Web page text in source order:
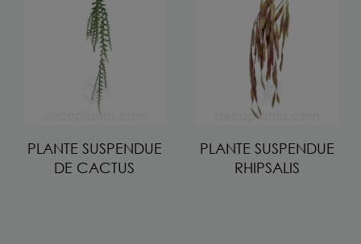
PLANTE SUSPENDUE
DE CACTUS
PLANTE SUSPENDUE
RHIPSALIS